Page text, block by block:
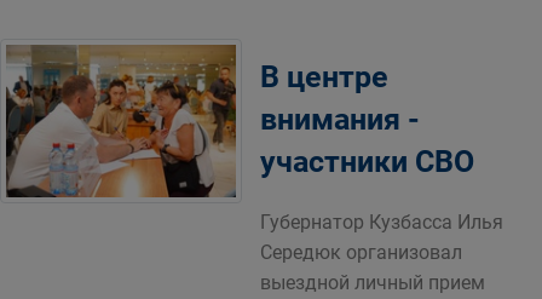
В центре
внимания -
участники СВО
Губернатор Кузбасса Илья
Середюк организовал
выездной личный прием